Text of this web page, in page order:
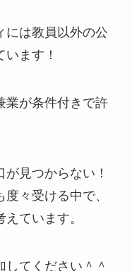
には教員以外の公
ます！
業が条件付きで許
見つからない！
々受ける中で、
ています。
てください＾＾